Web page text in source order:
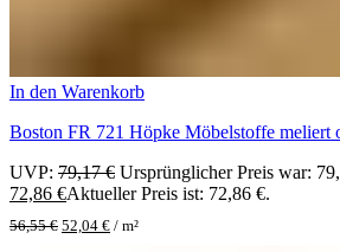
In den Warenkorb
Boston FR 721 Höpke Möbelstoffe meliert
UVP: 79,17€ Ursprünglicher Preis war:
72,86 €Aktueller Preis ist: 72,86 €.
56,55€ 52,04 € / m²